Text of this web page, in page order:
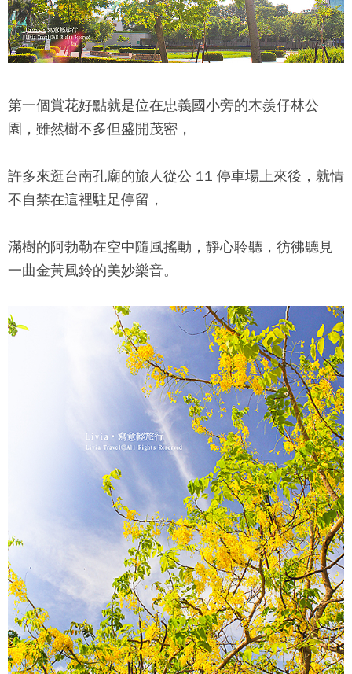
第一個賞花好點就是位在忠義國小旁的木羨仔林公
園，雖然樹不多但盛開茂密，
許多來逛台南孔廟的旅人從公 11 停車場上來後，就情
不自禁在這裡駐足停留，
滿樹的阿勃勒在空中隨風搖動，靜心聆聽，彷彿聽見
一曲金黃風鈴的美妙樂音。